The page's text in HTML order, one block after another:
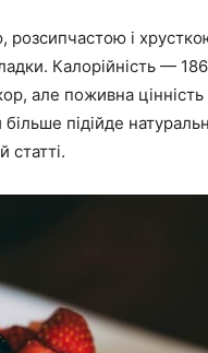
і
Калорійність —
але поживна цінність
підійде
статті.